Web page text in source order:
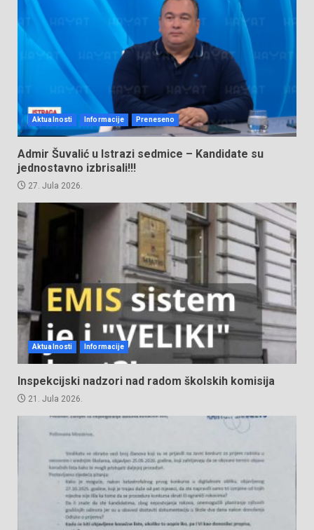
Aktualnosti Informacije Preneseno
Admir Šuvalić u Istrazi sedmice – Kandidate su
jednostavno izbrisali!!!
27. Jula 2026.
Aktualnosti Informacije
Inspekcijski nadzori nad radom školskih komisija
21. Jula 2026.